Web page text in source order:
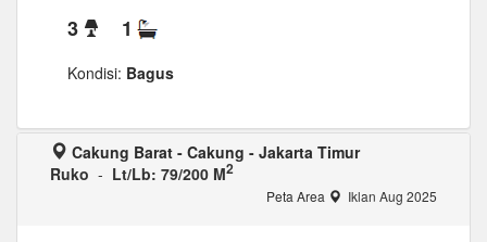
3 1
Kondisi: Bagus
Cakung Barat - Cakung - Jakarta Timur
Ruko - Lt/Lb: 79/200 M2
Peta Area Iklan Aug 2025